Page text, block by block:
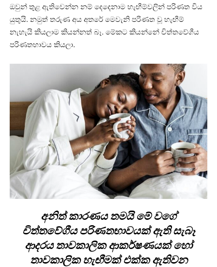
ඔවුන් තුළ ඇතිවෙන්න නම් දෙදෙනාම හැඟීම්වලින් පරිණත විය
යුතුයි. නමුත් තරුණ අය අතරේ මෙවැනි පරිණත වූ හැඟීම්
නැහැයි කියලාම කියන්නත් බෑ. මේකට කියන්නේ චිත්තවේගීය
පරිණතභාවය කියලා.
අනිත් කාරණය තමයි මේ වගේ
චිත්තවේගීය පරිණතභාවයක් ඇති සැබෑ
ආදරය තාවකාලික ආකර්ෂණයක් හෝ
තාවකාලික හැඟීමක් එක්ක ඇතිවන